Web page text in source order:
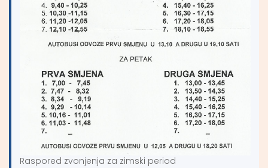
Raspored zvonjenja za zimski period